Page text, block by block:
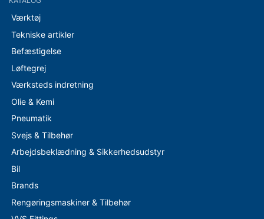
Værktøj
Tekniske artikler
Befæstigelse
Løftegrej
Værksteds indretning
Olie & Kemi
Pneumatik
Svejs & Tilbehør
Arbejdsbeklædning & Sikkerhedsudstyr
Bil
Brands
Rengøringsmaskiner & Tilbehør